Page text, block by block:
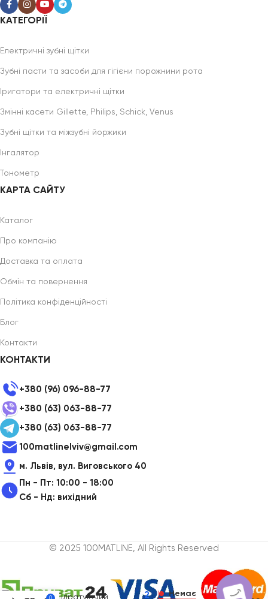
КАТЕГОРІЇ
Електричні зубні щітки
Зубні пасти та засоби для гігієни порожнини рота
Іригатори та електричні щітки
Змінні касети Gillette, Philips, Schick, Venus
Зубні щітки та міжзубні йоржики
Інгалятор
Тонометр
КАРТА САЙТУ
Каталог
Про компанію
Доставка та оплата
Обмін та повернення
Політика конфіденційності
Блог
Контакти
КОНТАКТИ
+380 (96) 096-88-77
+380 (63) 063-88-77
+380 (63) 063-88-77
100matlinelviv@gmail.com
м. Львів, вул. Виговського 40
Пн - Пт: 10:00 - 18:00
Сб - Нд: вихідний
© 2025 100MATLINE, All Rights Reserved
Набір Вакуумний
SKINCLEANER 9.0
BL + Гідратуючий
2 Немає